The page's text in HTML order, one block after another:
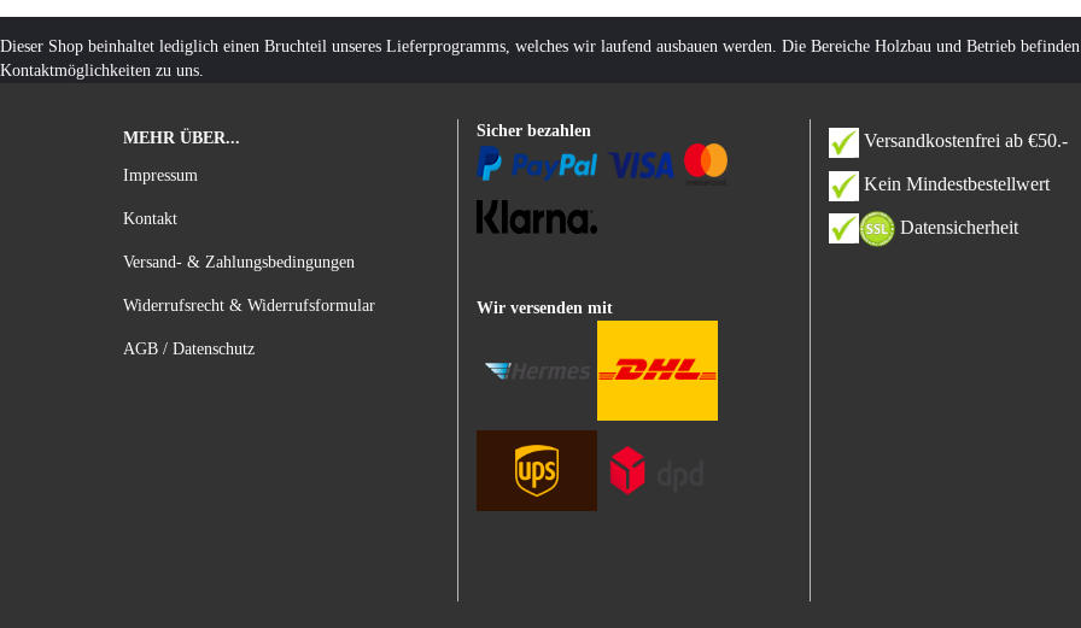
Dieser Shop beinhaltet lediglich einen Bruchteil unseres Lieferprogramms, welches wir laufend ausbauen werden. Die Bereiche Holzbau und Betrieb
Kontaktmöglichkeiten zu uns.
MEHR ÜBER...
Impressum
Kontakt
Versand- & Zahlungsbedingungen
Widerrufsrecht & Widerrufsformular
AGB / Datenschutz
Sicher bezahlen
Wir versenden mit
Versandkostenfrei ab €50.-
Kein Mindestbestellwert
Datensicherheit